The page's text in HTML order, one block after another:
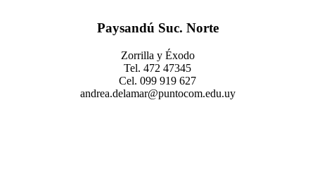
Paysandú Suc. Norte
Zorrilla y Éxodo
Tel. 472 47345
Cel. 099 919 627
andrea.delamar@puntocom.edu.uy